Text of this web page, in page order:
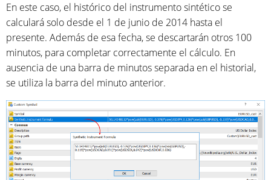
En este caso, el histórico del instrumento sintético se
calculará solo desde el 1 de junio de 2014 hasta el
presente. Además de esa fecha, se descartarán otros 100
minutos, para completar correctamente el cálculo. En
ausencia de una barra de minutos separada en el historial,
se utiliza la barra del minuto anterior.